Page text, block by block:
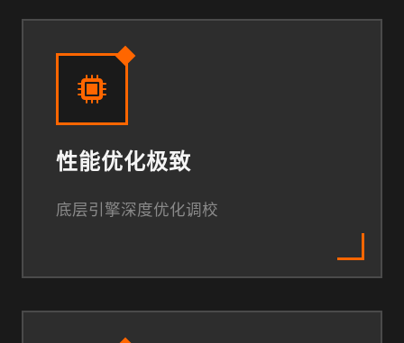
性能优化极致
底层引擎深度优化调校